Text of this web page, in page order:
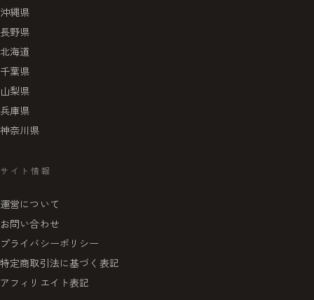
沖縄県
長野県
北海道
千葉県
山梨県
兵庫県
神奈川県
サイト情報
運営について
お問い合わせ
プライバシーポリシー
特定商取引法に基づく表記
アフィリエイト表記